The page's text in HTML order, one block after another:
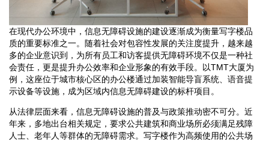
在现代办公环境中，信息无障碍设施的建设逐渐成为衡量写字楼品
质的重要标准之一。随着社会对包容性发展的关注度提升，越来越
多的企业意识到，为所有员工和访客提供无障碍环境不仅是一种社
会责任，更是提升办公效率和企业形象的有效手段。以TMT大厦为
例，这座位于城市核心区的办公楼通过加装智能导盲系统、语音提
示设备等设施，成为区域内信息无障碍建设的标杆项目。
从法律层面来看，信息无障碍设施的普及与政策推动密不可分。近
年来，多地出台相关规定，要求公共建筑和商业场所必须满足残障
人士、老年人等群体的无障碍需求。写字楼作为高频使用的公共场